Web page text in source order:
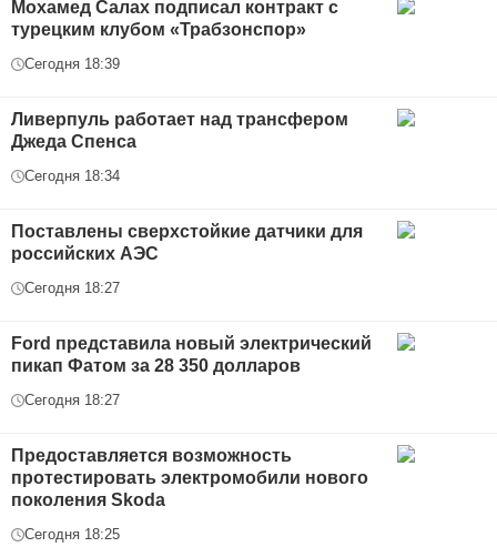
Мохамед Салах подписал контракт с
турецким клубом «Трабзонспор»
Сегодня 18:39
Ливерпуль работает над трансфером
Джеда Спенса
Сегодня 18:34
Поставлены сверхстойкие датчики для
российских АЭС
Сегодня 18:27
Ford представила новый электрический
пикап Фатом за 28 350 долларов
Сегодня 18:27
Предоставляется возможность
протестировать электромобили нового
поколения Skoda
Сегодня 18:25